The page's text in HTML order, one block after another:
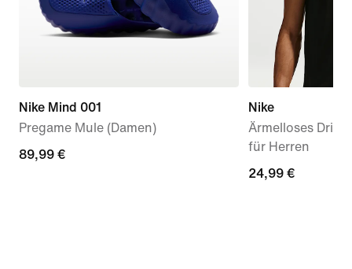
Nike Mind 001
Pregame Mule (Damen)
89,99 €
89,99 €
Nike
Ärmelloses Dri-
für Herren
24,99 €
24,99 €